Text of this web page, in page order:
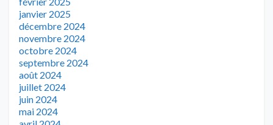
janvier 2025
décembre 2024
novembre 2024
octobre 2024
septembre 2024
août 2024
juillet 2024
juin 2024
mai 2024